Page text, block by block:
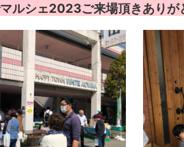
ルシェ2023ご来場頂きありが